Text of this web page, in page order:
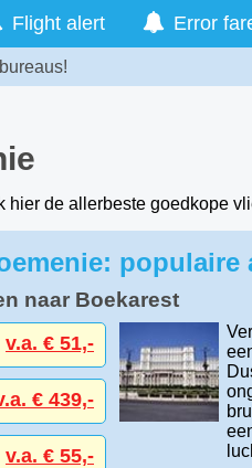
Flight alert Error
de allerbeste goedkope
populaire
naar Boekarest
v.a. € 51,-
€ 439,-
v.a. € 55,-